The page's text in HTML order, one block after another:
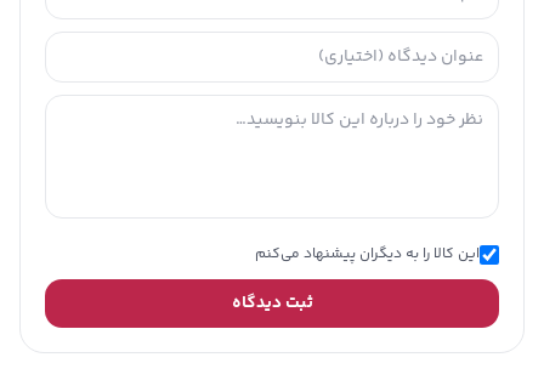
این کالا را به دیگران پیشنهاد می‌کنم
ثبت دیدگاه